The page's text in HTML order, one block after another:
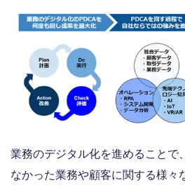
業務のデジタル化を進めることで
なかった業務や顧客に関する様々